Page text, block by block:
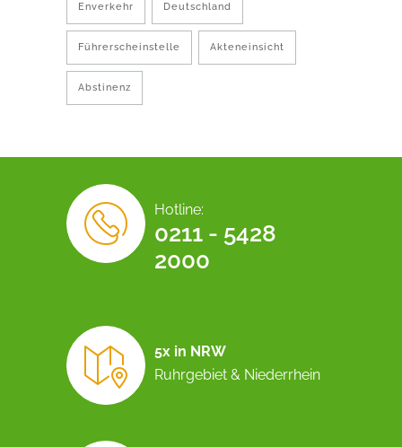
Enverkehr Deutschland
Führerscheinstelle Akteneinsicht
Abstinenz
Hotline:
0211 - 5428
2000
5x in NRW
Ruhrgebiet & Niederrhein